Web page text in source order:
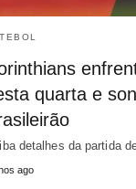
quarta e
detalhes da partida
ago